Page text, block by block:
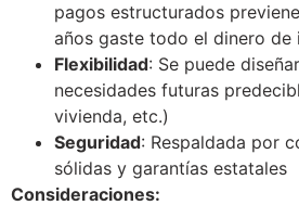
pagos estructurados
años gaste todo el dinero de
Flexibilidad: Se puede
necesidades futuras
vivienda, etc.)
Seguridad: Respaldada por
sólidas y garantías estatales
Consideraciones: